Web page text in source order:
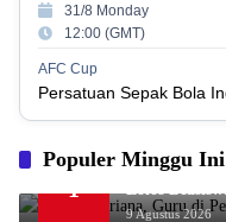
1
2
3
1
4
1
6
Persis Solo
31/8 Monday
12:00 (GMT)
AFC Cup
Populer Minggu Ini
1
Anggi
9 Agustus 2026